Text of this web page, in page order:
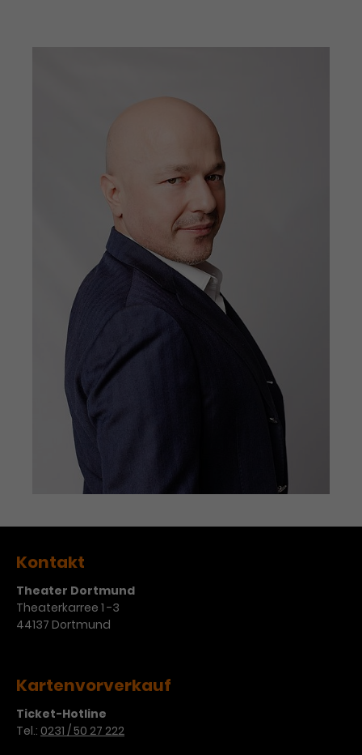
personalisierter Werbung und
misst die Wirksamkeit von
Werbekampagnen über
verschiedene Websites hinweg.
Kontakt
Theater Dortmund
Theaterkarree 1 -3
44137 Dortmund
Kartenvorverkauf
Ticket-Hotline
Tel.: 0231 / 50 27 222